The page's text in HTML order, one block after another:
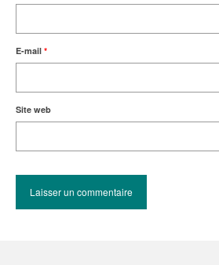
E-mail *
Site web